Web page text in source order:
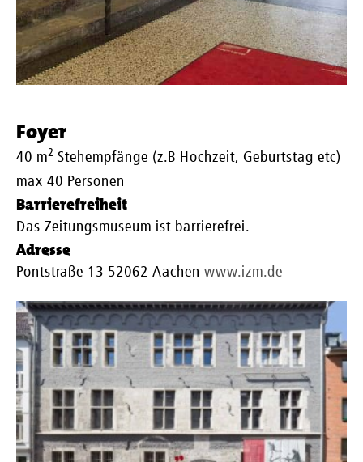
Foyer
40 m2 Stehempfänge (z.B Hochzeit, Geburtstag etc)
max 40 Personen
Barrierefreiheit
Das Zeitungsmuseum ist barrierefrei.
Adresse
Pontstraße 13 52062 Aachen www.izm.de